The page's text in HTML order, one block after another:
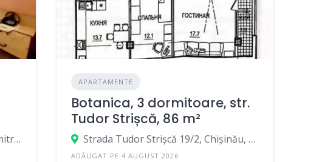
Dumitru Riscanu 20/2, Strada Dumitru Rîșcanu, Chișinău, Moldova
APARTAMENTE
Botanica, 3 dormitoare, str.
Tudor Strișcă, 86 m²
Strada Tudor Strișcă 19/2, Chișinău, Moldova
ADĂUGAT PE 4 AUGUST 2026